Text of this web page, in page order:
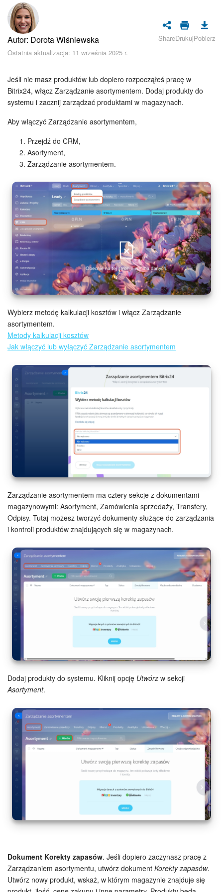
Bezpieczeństwo w Bitrix24
Rejestracja i autoryzacja
Poczta
Zadania i projekty
CRM
Dysk
Kalendarz
Jak zacząć
Grupy robocze
Bitrix24 Market
Strony internetowe
Firma
Automatyzacja
Marketing
Zarządzanie asortymentem produktów
Ustawienia
Subskrypcja
Aplikacja desktopowa
Widżet pracownika
Centrum Kontaktowe
Analityka CRM
CRM + Sklep internetowy
Wsparcie Bitrix24
e-Podpis
e-Podpis w HR
Telefonia
Kreator BI
Collaby
Rezerwacja online
Autor: Dorota Wiśniewska
Ostatnia aktualizacja: 11 września 2025 r.
ShareDrukujPobierz
Jeśli nie masz produktów lub dopiero rozpocząłeś pracę w
Bitrix24, włącz Zarządzanie asortymentem. Dodaj produkty do
systemu i zacznij zarządzać produktami w magazynach.
Aby włączyć Zarządzanie asortymentem,
Przejdź do CRM,
Asortyment,
Zarządzanie asortymentem.
Wybierz metodę kalkulacji kosztów i włącz Zarządzanie
asortymentem.
Metody kalkulacji kosztów
Jak włączyć lub wyłączyć Zarządzanie asortymentem
Zarządzanie asortymentem ma cztery sekcje z dokumentami
magazynowymi: Asortyment, Zamówienia sprzedaży, Transfery,
Odpisy. Tutaj możesz tworzyć dokumenty służące do zarządzania
i kontroli produktów znajdujących się w magazynach.
Dodaj produkty do systemu. Kliknij opcję Utwórz w sekcji
Asortyment.
Dokument Korekty zapasów. Jeśli dopiero zaczynasz pracę z
Zarządzaniem asortymentu, utwórz dokument Korekty zapasów.
Utwórz nowy produkt, wskaż, w którym magazynie znajduje się